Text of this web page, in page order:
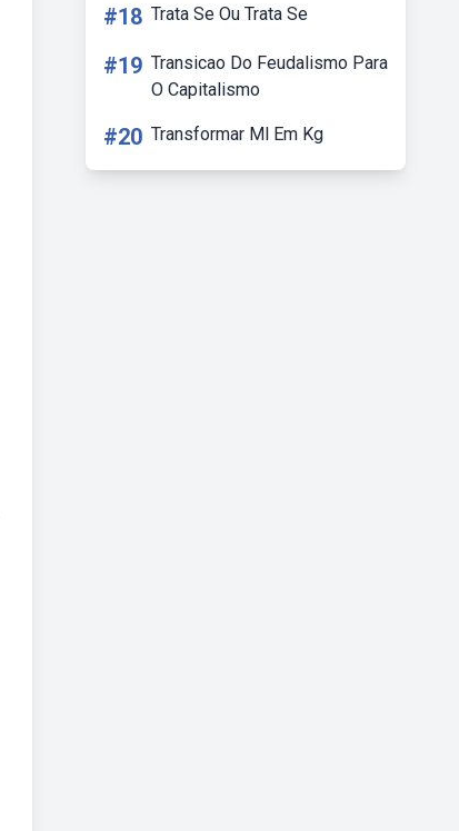
#18 Trata Se Ou Trata Se
#19 Transicao Do Feudalismo Para
O Capitalismo
#20 Transformar Ml Em Kg